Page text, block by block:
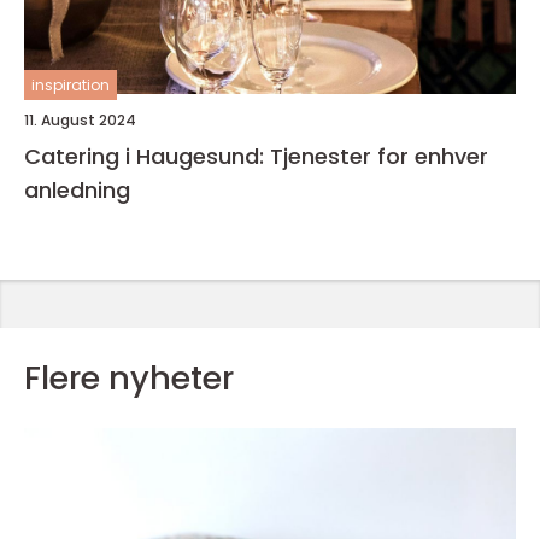
inspiration
11. August 2024
Catering i Haugesund: Tjenester for enhver
anledning
Flere nyheter